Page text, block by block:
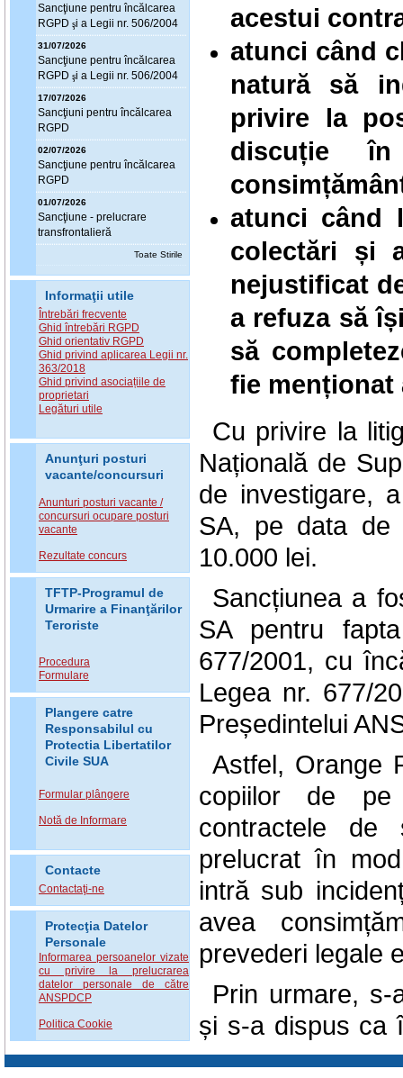
Sancţiune pentru încălcarea
RGPD şi a Legii nr. 506/2004
31/07/2026
Sancţiune pentru încălcarea
RGPD şi a Legii nr. 506/2004
17/07/2026
Sancţiuni pentru încălcarea
RGPD
02/07/2026
Sancţiune pentru încălcarea
RGPD
01/07/2026
Sancţiune - prelucrare
transfrontalieră
Toate Stirile
Informaţii utile
Întrebări frecvente
Ghid întrebări RGPD
Ghid orientativ RGPD
Ghid privind aplicarea Legii nr.
363/2018
Ghid privind asociațiile de
proprietari
Legături utile
Anunţuri posturi
vacante/concursuri
Anunturi posturi vacante /
concursuri ocupare posturi
vacante
Rezultate concurs
TFTP-Programul de
Urmarire a Finanţărilor
Teroriste
Procedura
Formulare
Plangere catre
Responsabilul cu
Protectia Libertatilor
Civile SUA
Formular plângere
Notă de Informare
Contacte
Contactaţi-ne
Protecţia Datelor
Personale
Informarea persoanelor vizate
cu privire la prelucrarea
datelor personale de către
ANSPDCP
Politica Cookie
acestui
atunci când
natură să
privire la
discuție
atunci când
colectări și
nejustificat
a refuza să
să
fie menționat
Cu privire la
Națională de
de investigare,
SA, pe data de
10.000 lei.
Sancțiunea a
SA pentru
677/2001, cu
Legea nr. 677/
Președintelui
Astfel, Orange
copiilor de pe
contractele de
prelucrat în
intră sub
avea
prevederi legale
Prin urmare, s-
și s-a dispus ca
pentru